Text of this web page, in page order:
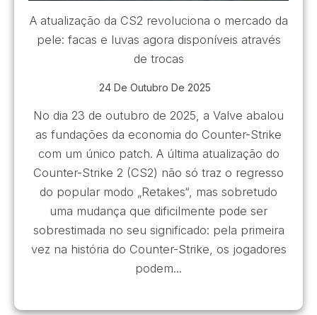
A atualização da CS2 revoluciona o mercado da
pele: facas e luvas agora disponíveis através
de trocas
24 De Outubro De 2025
No dia 23 de outubro de 2025, a Valve abalou
as fundações da economia do Counter-Strike
com um único patch. A última atualização do
Counter-Strike 2 (CS2) não só traz o regresso
do popular modo „Retakes“, mas sobretudo
uma mudança que dificilmente pode ser
sobrestimada no seu significado: pela primeira
vez na história do Counter-Strike, os jogadores
podem...